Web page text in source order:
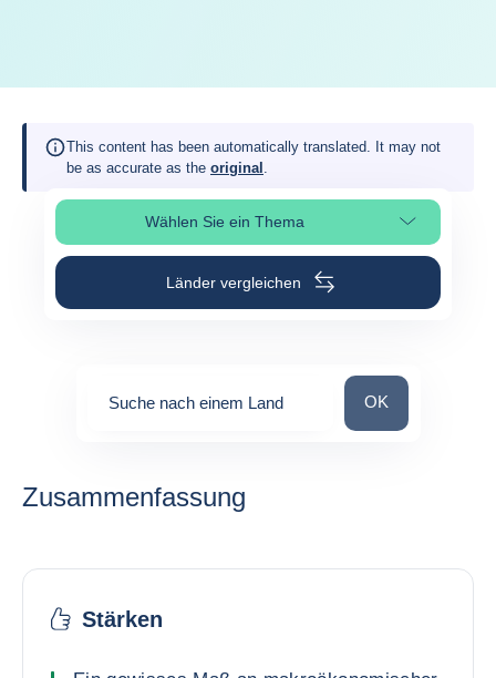
This content has been automatically translated. It may not
be as accurate as the original .
Wählen Sie ein ThemaSeitenabschnitt auswählen
Länder vergleichen
Suche nach einem Land Suche nach
OK
Zusammenfassung
Stärken